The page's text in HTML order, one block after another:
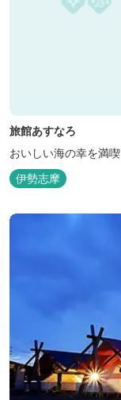
旅館あすなろ
おいしい海の幸を満
伊勢志摩